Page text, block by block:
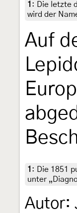
1 : Die letzte
wird der
Auf
1 : Die 1851
unter
Autor: